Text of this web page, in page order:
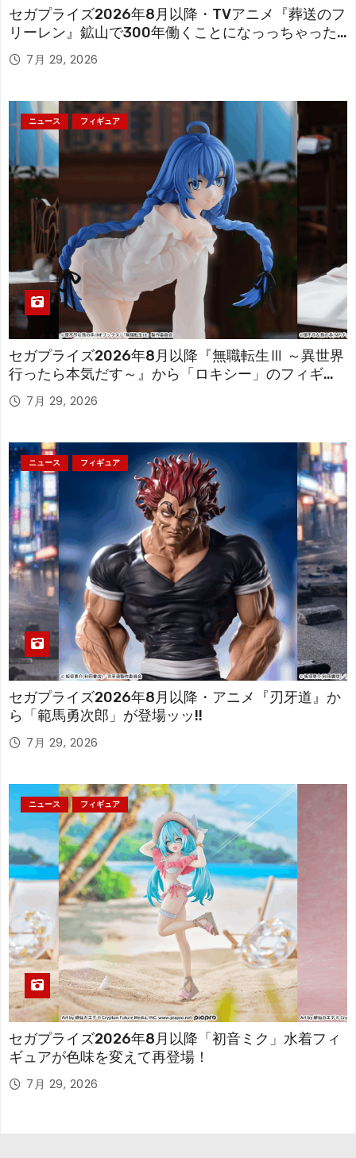
セガプライズ2026年8月以降・TVアニメ『葬送のフ
リーレン』鉱山で300年働くことになっっちゃった
「フリーレン」を立体化！
7月 29, 2026
ニュース フィギュア
セガプライズ2026年8月以降『無職転生Ⅲ ～異世界
行ったら本気だす～』から「ロキシー」のフィギュ
アが登場！
7月 29, 2026
ニュース フィギュア
セガプライズ2026年8月以降・アニメ『刃牙道』か
ら「範馬勇次郎」が登場ッッ!!
7月 29, 2026
ニュース フィギュア
セガプライズ2026年8月以降「初音ミク」水着フィ
ギュアが色味を変えて再登場！
7月 29, 2026